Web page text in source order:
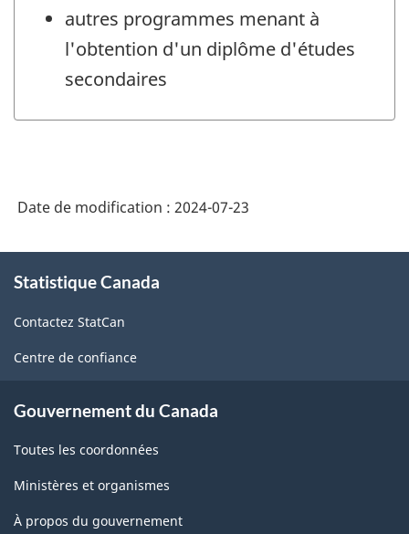
autres programmes menant à
l'obtention d'un diplôme d'études
secondaires
Date de modification : 2024-07-23
propos
ce
site
Statistique Canada
Contactez StatCan
Centre de confiance
Gouvernement du Canada
Toutes les coordonnées
Ministères et organismes
À propos du gouvernement